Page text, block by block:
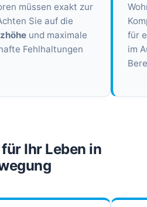
müssen exakt zur
Sie auf die
und maximale
Fehlhaltungen
für
im
Ihr Leben in